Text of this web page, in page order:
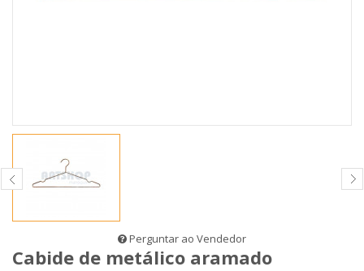
Perguntar ao Vendedor
Cabide de metálico aramado